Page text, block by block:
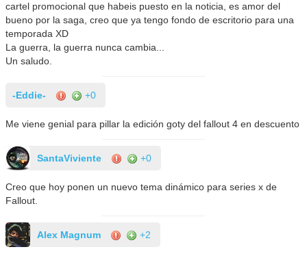
cartel promocional que habeis puesto en la noticia, es amor del
bueno por la saga, creo que ya tengo fondo de escritorio para una
temporada XD
La guerra, la guerra nunca cambia...
Un saludo.
-Eddie- +0
Me viene genial para pillar la edición goty del fallout 4 en descuento
SantaViviente +0
Creo que hoy ponen un nuevo tema dinámico para series x de
Fallout.
Alex Magnum +2